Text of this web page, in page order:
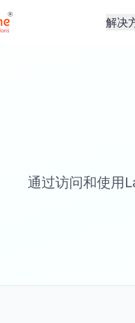
解决
通过访问和使用